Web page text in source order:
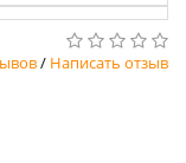
/ Написать отзыв